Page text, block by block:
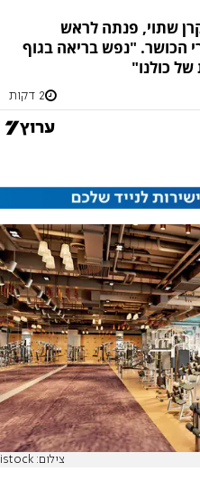
שתוי, פנתה לראש
הכושר. "נפש בריאה בגוף
כולנו"
2 דקות
צילום: istock